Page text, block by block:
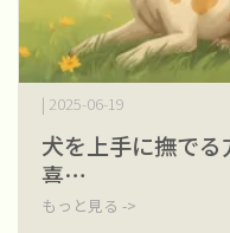
| 2025-06-19
犬を上手に撫で
喜⋯
もっと見る ->